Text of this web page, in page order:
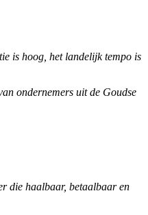
is hoog, het landelijk tempo is
ondernemers uit de Goudse
die haalbaar, betaalbaar en